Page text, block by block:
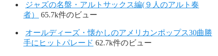
ジャズの名盤・アルトサックス編(９人のアルト奏
者）
65.7k件のビュー
オールディーズ・懐かしのアメリカンポップス30曲勝
手にヒットパレード 62.7k件のビュー